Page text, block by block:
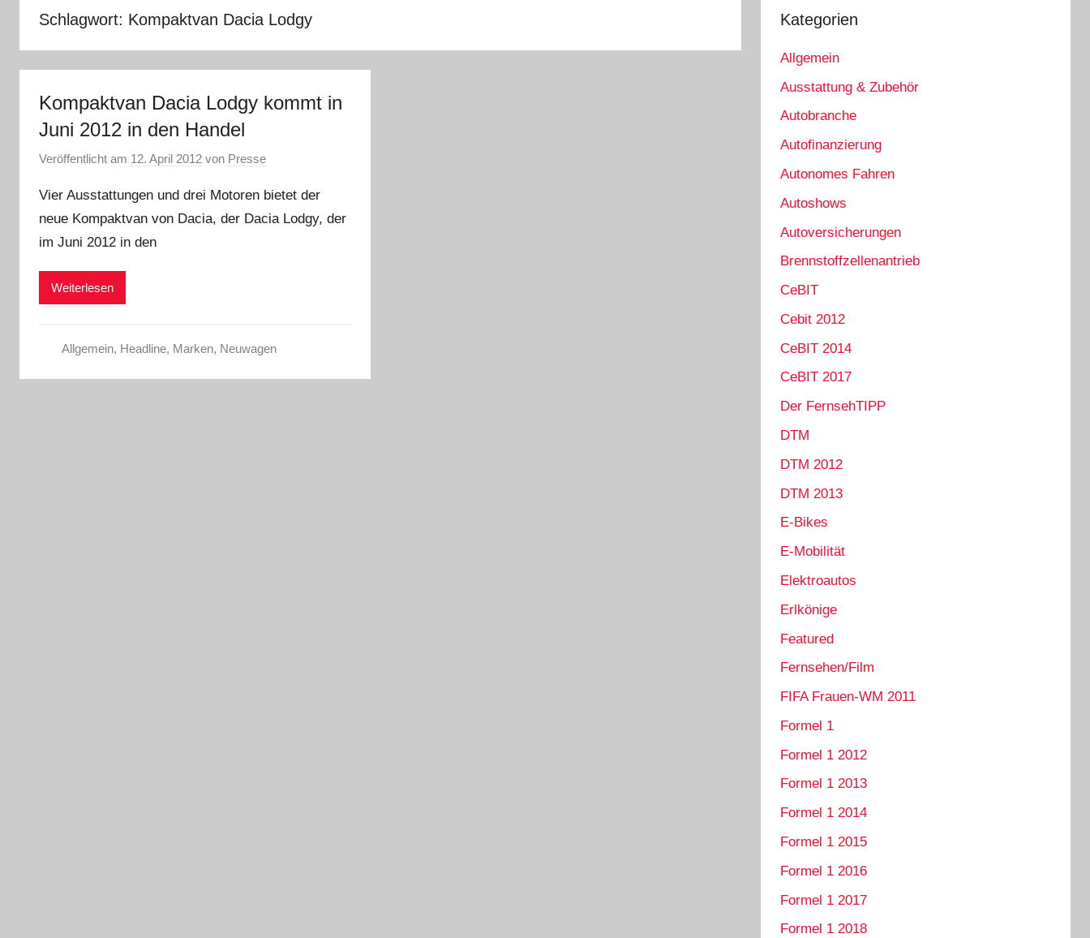
Schlagwort: Kompaktvan Dacia Lodgy
Kompaktvan Dacia Lodgy kommt in
Juni 2012 in den Handel
Veröffentlicht am 12. April 2012 von Presse
Vier Ausstattungen und drei Motoren bietet der
neue Kompaktvan von Dacia, der Dacia Lodgy, der
im Juni 2012 in den
Weiterlesen
Allgemein, Headline, Marken, Neuwagen
Kategorien
Allgemein
Ausstattung & Zubehör
Autobranche
Autofinanzierung
Autonomes Fahren
Autoshows
Autoversicherungen
Brennstoffzellenantrieb
CeBIT
Cebit 2012
CeBIT 2014
CeBIT 2017
Der FernsehTIPP
DTM
DTM 2012
DTM 2013
E-Bikes
E-Mobilität
Elektroautos
Erlkönige
Featured
Fernsehen/Film
FIFA Frauen-WM 2011
Formel 1
Formel 1 2012
Formel 1 2013
Formel 1 2014
Formel 1 2015
Formel 1 2016
Formel 1 2017
Formel 1 2018